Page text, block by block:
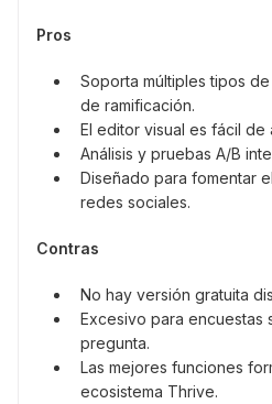
Pros
Soporta múltiples tipos
de ramificación.
El editor visual es fácil de
Análisis y pruebas A/B
Diseñado para fomentar
redes sociales.
Contras
No hay versión gratuita
Excesivo para encuestas
pregunta.
Las mejores funciones
ecosistema Thrive.